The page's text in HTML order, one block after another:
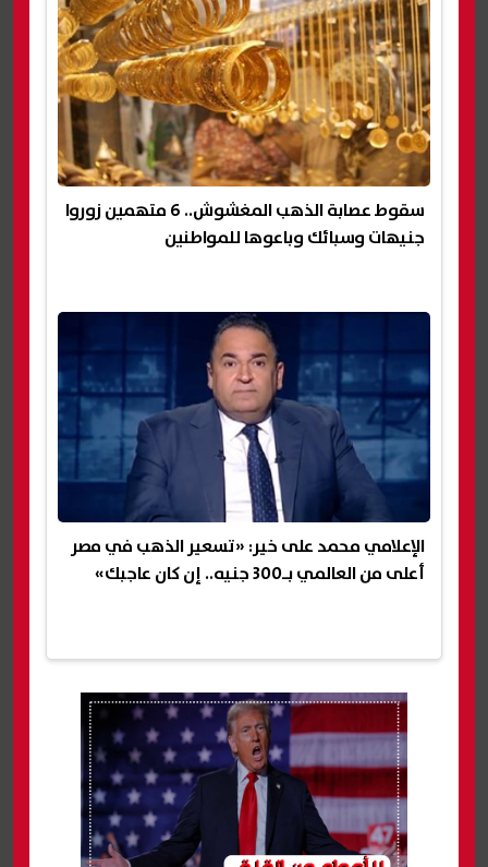
سقوط عصابة الذهب المغشوش.. 6 متهمين زوروا
جنيهات وسبائك وباعوها للمواطنين
الإعلامي محمد على خير: «تسعير الذهب في مصر
أعلى من العالمي بـ300 جنيه.. إن كان عاجبك»